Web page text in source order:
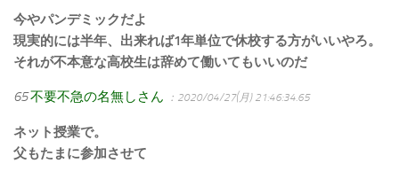
今やパンデミックだよ
現実的には半年、出来れば1年単位で休校する方がいいやろ。
それが不本意な高校生は辞めて働いてもいいのだ
65不要不急の名無しさん ：2020/04/27(月) 21:46:34.65
ネット授業で。
父もたまに参加させて